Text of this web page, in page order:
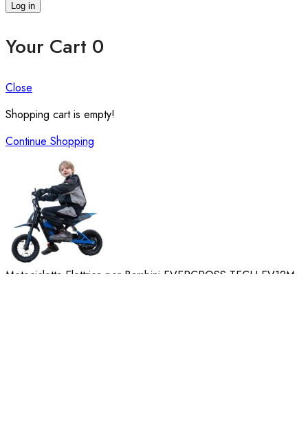
Log in
Your Cart 0
Close
Shopping cart is empty!
Continue Shopping
Motocicletta Elettrica per Bambini EVERCROSS TECH EV12M